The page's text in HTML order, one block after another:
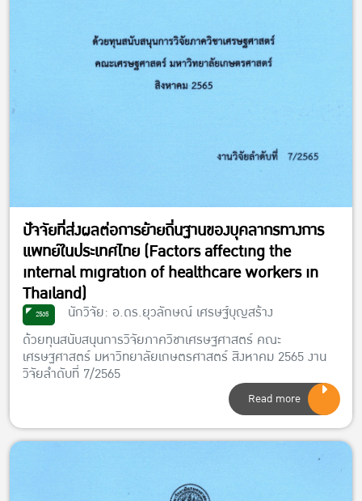
ปัจจัยที่ส่งผลต่อการย้ายถิ่นฐานของบุคลากรทางการ
แพทย์ในประเทศไทย (Factors affecting the
internal migration of healthcare workers in
Thailand)
2565
นักวิจัย: อ.ดร.ยุวลักษณ์ เศรษฐ์บุญสร้าง
ด้วยทุนสนับสนุนการวิจัยภาควิชาเศรษฐศาสตร์ คณะ
เศรษฐศาสตร์ มหาวิทยาลัยเกษตรศาสตร์ สิงหาคม 2565 งาน
วิจัยลำดับที่ 7/2565
Read more